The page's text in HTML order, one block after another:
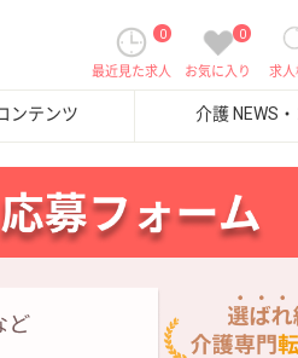
求
0
お気に入り
0
最近見た求人
ンテンツ 介護 NEWS